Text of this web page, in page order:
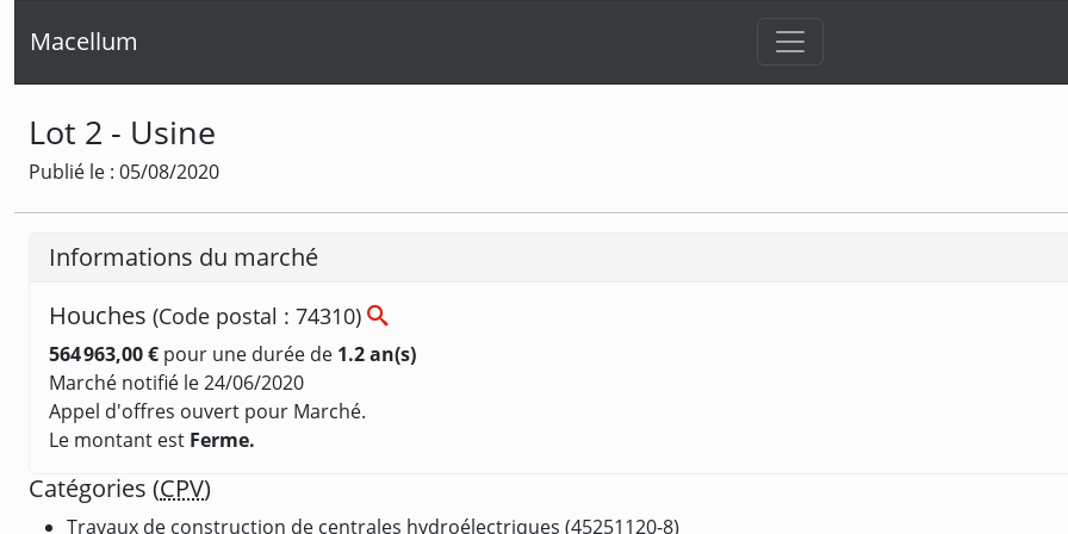
Macellum
Lot 2 - Usine
Publié le : 05/08/2020
Informations du marché
Houches (Code postal : 74310)
564 963,00 € pour une durée de 1.2 an(s)
Marché notifié le 24/06/2020
Appel d'offres ouvert pour Marché.
Le montant est Ferme.
Catégories (CPV)
Travaux de construction de centrales hydroélectriques (45251120-8)